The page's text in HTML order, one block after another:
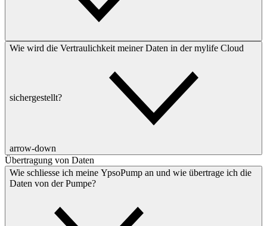
Wie wird die Vertraulichkeit meiner Daten in der mylife Cloud
sichergestellt?
arrow-down
Übertragung von Daten
Wie schliesse ich meine YpsoPump an und wie übertrage ich die
Daten von der Pumpe?